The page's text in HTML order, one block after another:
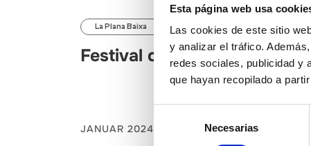
Esta página web usa
Las cookies de este sitio
y analizar el tráfico.
redes sociales, publicidad y
que hayan recopilado a
Necesarias
La Plana Baixa
Festival de Clemenules
JANUAR 2024